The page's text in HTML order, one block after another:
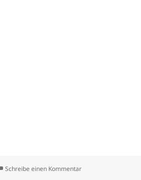
Schreibe einen Kommentarzu Hildebrandt